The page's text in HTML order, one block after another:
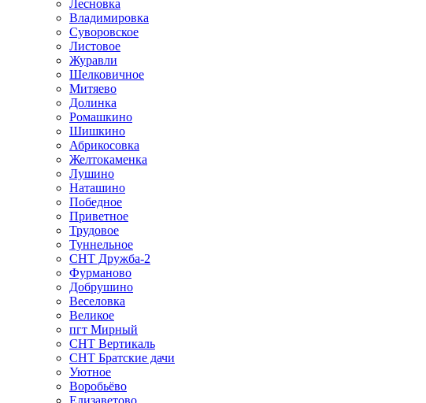
Лесновка
Владимировка
Суворовское
Листовое
Журавли
Шелковичное
Митяево
Долинка
Ромашкино
Шишкино
Абрикосовка
Желтокаменка
Лушино
Наташино
Победное
Приветное
Трудовое
Туннельное
СНТ Дружба-2
Фурманово
Добрушино
Веселовка
Великое
пгт Мирный
СНТ Вертикаль
СНТ Братские дачи
Уютное
Воробьёво
Елизаветово